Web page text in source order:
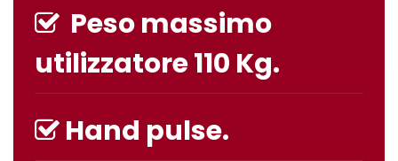
Peso massimo
utilizzatore 110 Kg.
Hand pulse.